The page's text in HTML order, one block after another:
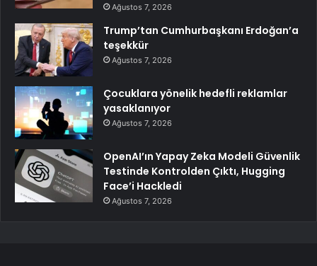
Ağustos 7, 2026
Trump’tan Cumhurbaşkanı Erdoğan’a
teşekkür
Ağustos 7, 2026
Çocuklara yönelik hedefli reklamlar
yasaklanıyor
Ağustos 7, 2026
OpenAI’ın Yapay Zeka Modeli Güvenlik
Testinde Kontrolden Çıktı, Hugging
Face’i Hackledi
Ağustos 7, 2026